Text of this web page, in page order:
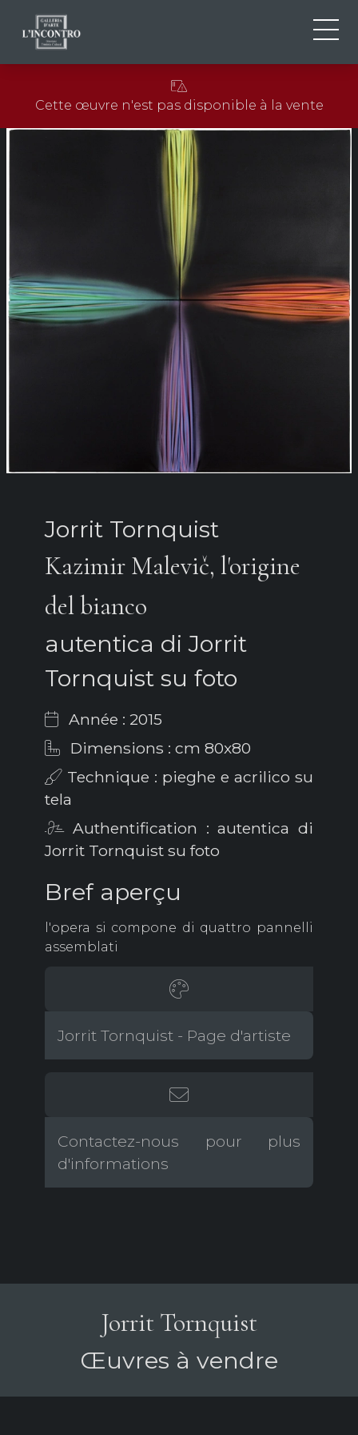
EN
FR
NEWS ED EVENTS
Cette œuvre n'est pas disponible à la vente
Jorrit Tornquist
Kazimir Malevič, l'origine
del bianco
autentica di Jorrit
Tornquist su foto
Année : 2015
Dimensions : cm 80x80
Technique : pieghe e acrilico su
tela
Authentification : autentica di
Jorrit Tornquist su foto
Bref aperçu
l'opera si compone di quattro pannelli
assemblati
Jorrit Tornquist - Page d'artiste
Contactez-nous pour plus
d'informations
Jorrit Tornquist
Œuvres à vendre